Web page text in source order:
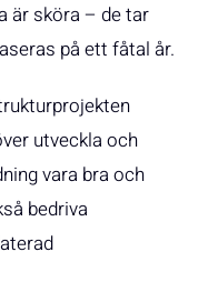
är sköra – de tar
på ett fåtal år.
utveckla och
vara bra och
bedriva